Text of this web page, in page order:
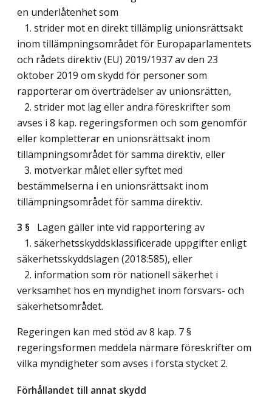
en underlåtenhet som
1. strider mot en direkt tillämplig unionsrättsakt
inom tillämpningsområdet för Europaparlamentets
och rådets direktiv (EU) 2019/1937 av den 23
oktober 2019 om skydd för personer som
rapporterar om överträdelser av unionsrätten,
2. strider mot lag eller andra föreskrifter som
avses i 8 kap. regeringsformen och som genomför
eller kompletterar en unionsrättsakt inom
tillämpningsområdet för samma direktiv, eller
3. motverkar målet eller syftet med
bestämmelserna i en unionsrättsakt inom
tillämpningsområdet för samma direktiv.
3 § Lagen gäller inte vid rapportering av
1. säkerhetsskyddsklassificerade uppgifter enligt
säkerhetsskyddslagen (2018:585), eller
2. information som rör nationell säkerhet i
verksamhet hos en myndighet inom försvars- och
säkerhetsområdet.
Regeringen kan med stöd av 8 kap. 7 §
regeringsformen meddela närmare föreskrifter om
vilka myndigheter som avses i första stycket 2.
Förhållandet till annat skydd